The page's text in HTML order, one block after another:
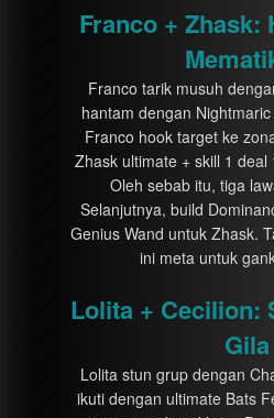
Franco + Zhask:
Franco tarik musuh
hantam dengan
Franco hook target ke
Zhask ultimate + skill 1 deal
Oleh sebab itu, tiga
Selanjutnya, build
Genius Wand untuk Zhask.
ini meta untuk
Lolita + Cecilion:
Gila
Lolita stun grup dengan
ikuti dengan ultimate Bats